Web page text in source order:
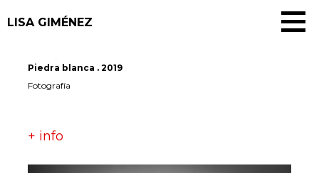
alLISA GIMÉNEZ
Piedra blanca . 2019
Fotografía
+ info